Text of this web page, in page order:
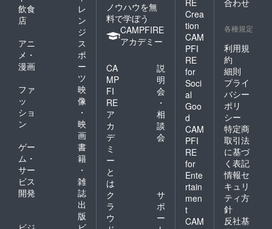
（送料
担くだ
い。）
※暴力団
または
それら
の利益
になる
活動を
行う団
体や社
会的な
非難を
受ける
おそれ
がある
団体、
および
宗教
的・政
治的活
飲食
店
レ
ン
ジ
アニ
メ・
漫画
ス
ポ
ー
ツ
ファ
ッ
ショ
ン
映
像
・
映
画
ゲー
ム・
サー
ビス
開発
書
籍
・
雑
誌
出
版
ノウハウを無
料で学ぼう
CAMPFIRE
アカデミー
CA
MP
FI
RE
ア
カ
デ
ミ
ー
と
は
説
明
会
・
相
談
会
ク
ラ
ウ
サ
ポ
ー
Crea
tion
CAM
PFI
RE
for
Soci
al
Goo
d
CAM
PFI
RE
for
Ente
rtain
men
t
CAM
各種規定
利用規
約
細則
プライ
バシー
ポリ
シー
特定商
取引法
に基づ
く表記
情報セ
キュリ
ティ方
針
反社基